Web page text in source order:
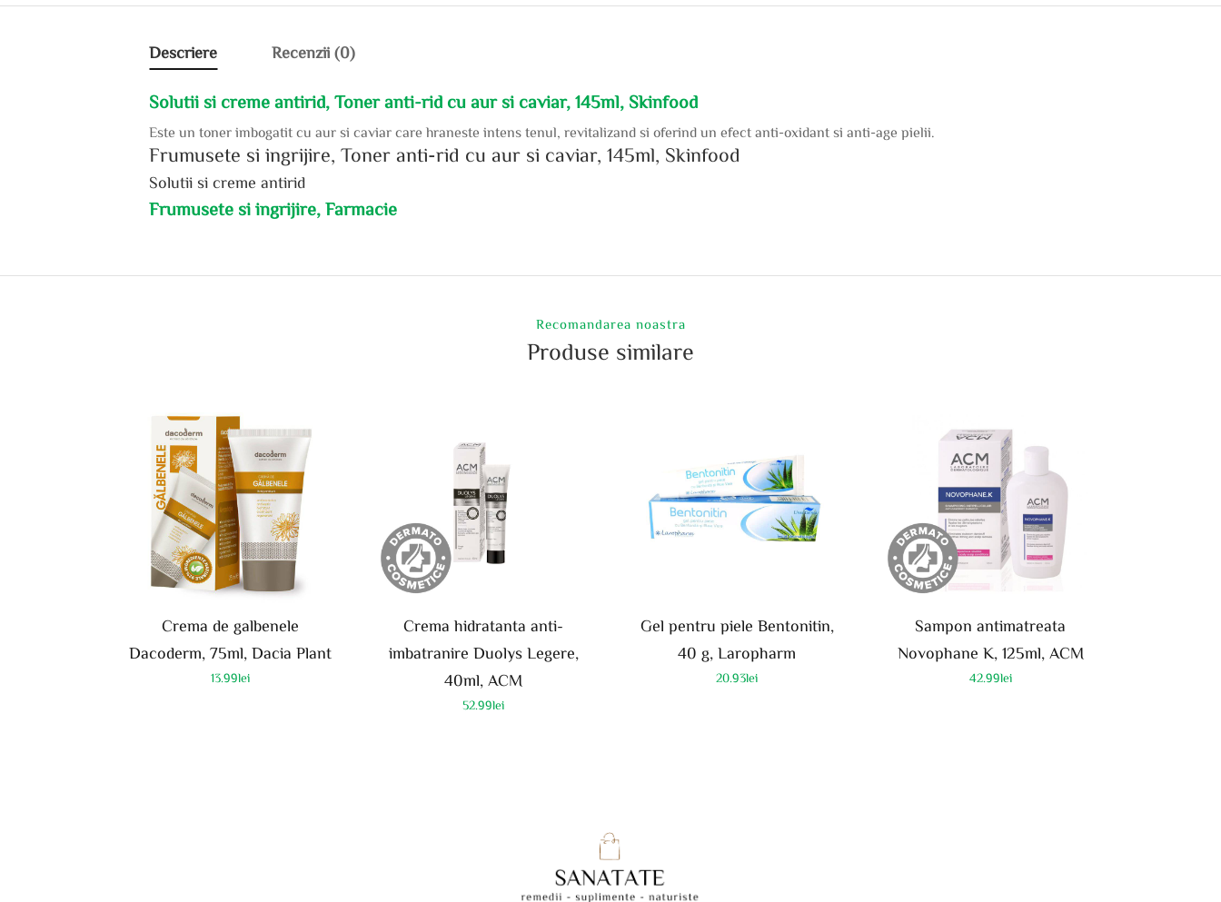
Descriere Recenzii (0)
Solutii si creme antirid, Toner anti-rid cu aur si caviar, 145ml, Skinfood
Este un toner imbogatit cu aur si caviar care hraneste intens tenul, revitalizand si oferind un efect anti-oxidant si anti-age pielii.
Frumusete si ingrijire, Toner anti-rid cu aur si caviar, 145ml, Skinfood
Solutii si creme antirid
Frumusete si ingrijire, Farmacie
Recomandarea noastra
Produse similare
Crema de galbenele
Dacoderm, 75ml, Dacia Plant
13.99lei
Crema hidratanta anti-
imbatranire Duolys Legere,
40ml, ACM
52.99lei
Gel pentru piele Bentonitin,
40 g, Laropharm
20.93lei
Sampon antimatreata
Novophane K, 125ml, ACM
42.99lei